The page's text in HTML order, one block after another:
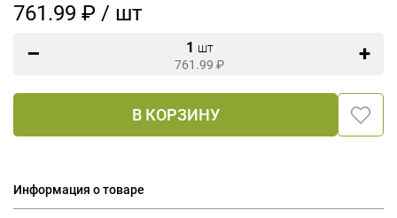
761.99 ₽ / шт
1 шт
761.99 ₽
В КОРЗИНУ
Информация о товаре